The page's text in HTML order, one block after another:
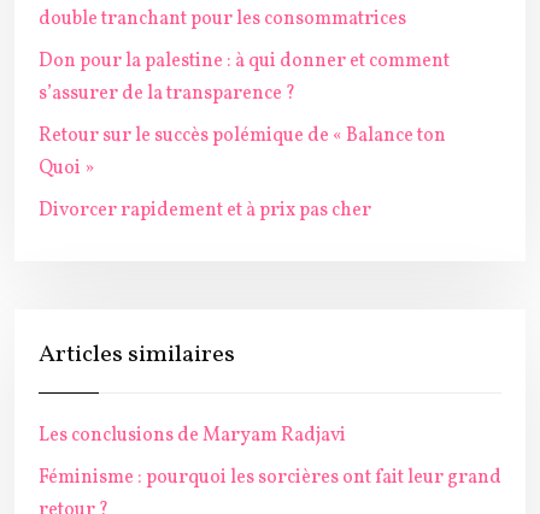
double tranchant pour les consommatrices
Don pour la palestine : à qui donner et comment
s’assurer de la transparence ?
Retour sur le succès polémique de « Balance ton
Quoi »
Divorcer rapidement et à prix pas cher
Articles similaires
Les conclusions de Maryam Radjavi
Féminisme : pourquoi les sorcières ont fait leur grand